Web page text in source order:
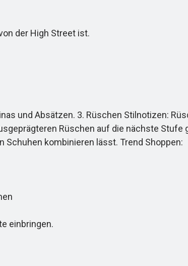
der High Street ist.
und Absätzen. 3. Rüschen Stilnotizen:
Rüschen auf die nächste
kombinieren lässt. Trend Shoppen:
einbringen.